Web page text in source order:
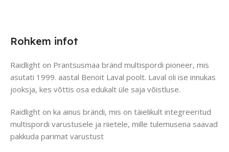
Rohkem infot
Raidlight on Prantsusmaa bränd multispordi pioneer, mis
asutati 1999. aastal Benoit Laval poolt. Laval oli ise innukas
jooksja, kes võttis osa edukalt üle saja võistluse.
Raidlight on ka ainus brändi, mis on täielikult integreeritud
multispordi varustusele ja riietele, mille tulemusena saavad
pakkuda parimat varustust